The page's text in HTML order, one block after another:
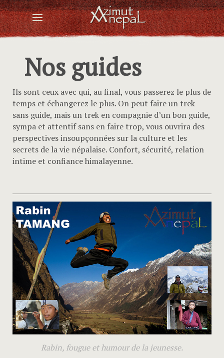
Nos guides
Ils sont ceux avec qui, au final, vous passerez le plus de
temps et échangerez le plus. On peut faire un trek
sans guide, mais un trek en compagnie d’un bon guide,
sympa et attentif sans en faire trop, vous ouvrira des
perspectives insoupçonnées sur la culture et les
secrets de la vie népalaise. Confort, sécurité, relation
intime et confiance himalayenne.
Rabin, fougue et humour de la jeunesse.